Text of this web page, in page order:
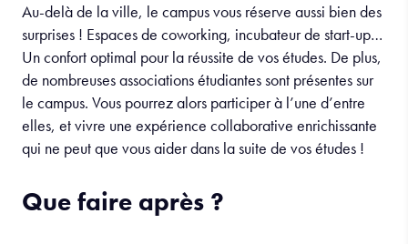
Au-delà de la ville, le campus vous réserve aussi bien des
surprises ! Espaces de coworking, incubateur de start-up…
Un confort optimal pour la réussite de vos études. De plus,
de nombreuses associations étudiantes sont présentes sur
le campus. Vous pourrez alors participer à l’une d’entre
elles, et vivre une expérience collaborative enrichissante
qui ne peut que vous aider dans la suite de vos études !
Que faire après ?